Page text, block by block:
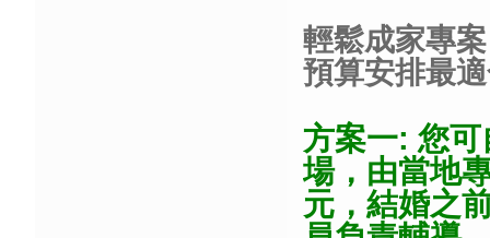
輕鬆成家專
預算安排最
方案一: 您
場，由當地
元，結婚之